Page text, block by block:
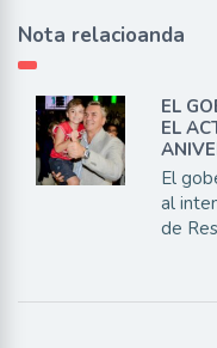
Nota relacioanda
EL
EL
El
al
de